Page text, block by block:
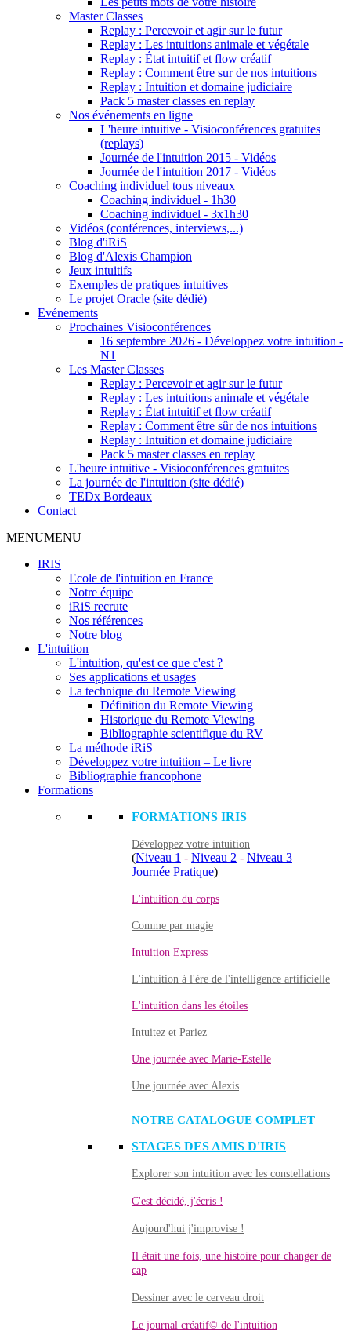
Master Classes
Replay : Percevoir et agir sur le futur
Replay : Les intuitions animale et végétale
Replay : État intuitif et flow créatif
Replay : Comment être sur de nos intuitions
Replay : Intuition et domaine judiciaire
Pack 5 master classes en replay
Nos événements en ligne
L'heure intuitive - Visioconférences gratuites
(replays)
Journée de l'intuition 2015 - Vidéos
Journée de l'intuition 2017 - Vidéos
Coaching individuel tous niveaux
Coaching individuel - 1h30
Coaching individuel - 3x1h30
Vidéos (conférences, interviews,...)
Blog d'iRiS
Blog d'Alexis Champion
Jeux intuitifs
Exemples de pratiques intuitives
Le projet Oracle (site dédié)
Evénements
Prochaines Visioconférences
16 septembre 2026 - Développez votre intuition -
N1
Les Master Classes
Replay : Percevoir et agir sur le futur
Replay : Les intuitions animale et végétale
Replay : État intuitif et flow créatif
Replay : Comment être sûr de nos intuitions
Replay : Intuition et domaine judiciaire
Pack 5 master classes en replay
L'heure intuitive - Visioconférences gratuites
La journée de l'intuition (site dédié)
TEDx Bordeaux
Contact
MENUMENU
IRIS
Ecole de l'intuition en France
Notre équipe
iRiS recrute
Nos références
Notre blog
L'intuition
L'intuition, qu'est ce que c'est ?
Ses applications et usages
La technique du Remote Viewing
Définition du Remote Viewing
Historique du Remote Viewing
Bibliographie scientifique du RV
La méthode iRiS
Développez votre intuition – Le livre
Bibliographie francophone
Formations
FORMATIONS IRIS
Développez votre intuition
(Niveau 1 - Niveau 2 - Niveau 3
Journée Pratique)
L'intuition du corps
Comme par magie
Intuition Express
L'intuition à l'ère de l'intelligence artificielle
L'intuition dans les étoiles
Intuitez et Pariez
Une journée avec Marie-Estelle
Une journée avec Alexis
NOTRE CATALOGUE COMPLET
STAGES DES AMIS D'IRIS
Explorer son intuition avec les constellations
C'est décidé, j'écris !
Aujourd'hui j'improvise !
Il était une fois, une histoire pour changer de
cap
Dessiner avec le cerveau droit
Le journal créatif© de l'intuition